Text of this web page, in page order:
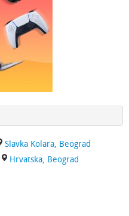
Slavka Kolara, Beograd
Hrvatska, Beograd